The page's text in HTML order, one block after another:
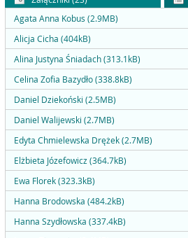
Agata Anna Kobus (2.9MB)
Alicja Cicha (404kB)
Alina Justyna Śniadach (313.1kB)
Celina Zofia Bazydło (338.8kB)
Daniel Dziekoński (2.5MB)
Daniel Walijewski (2.7MB)
Edyta Chmielewska Drężek (2.7MB)
Elżbieta Józefowicz (364.7kB)
Ewa Florek (323.3kB)
Hanna Brodowska (484.2kB)
Hanna Szydłowska (337.4kB)